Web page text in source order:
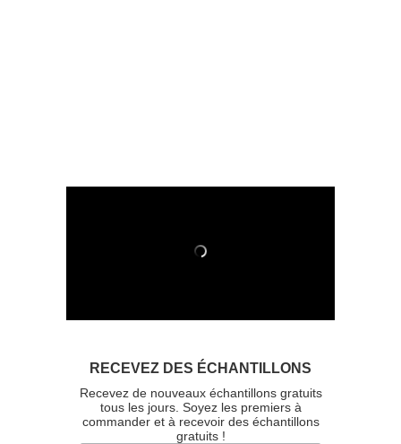
RECEVEZ DES ÉCHANTILLONS
Recevez de nouveaux échantillons gratuits
tous les jours. Soyez les premiers à
commander et à recevoir des échantillons
gratuits !